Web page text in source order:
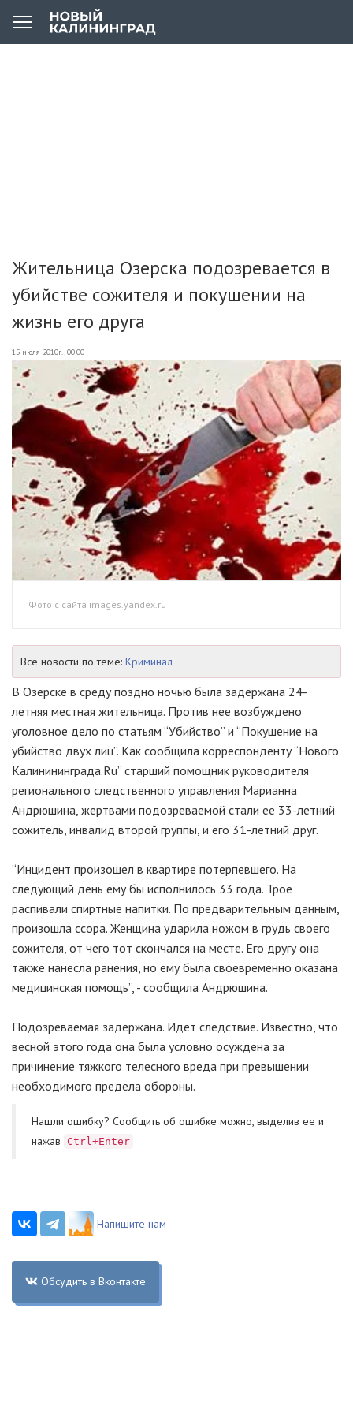
Жительница Озерска подозревается в
убийстве сожителя и покушении на
жизнь его друга
15 июля 2010г., 00:00
Фото с сайта images.yandex.ru
Все новости по теме: Криминал
В Озерске в среду поздно ночью была задержана 24-
летняя местная жительница. Против нее возбуждено
уголовное дело по статьям “Убийство” и “Покушение на
убийство двух лиц”. Как сообщила корреспонденту “Нового
Калинининграда.Ru” старший помощник руководителя
регионального следственного управления Марианна
Андрюшина, жертвами подозреваемой стали ее 33-летний
сожитель, инвалид второй группы, и его 31-летний друг.
“Инцидент произошел в квартире потерпевшего. На
следующий день ему бы исполнилось 33 года. Трое
распивали спиртные напитки. По предварительным данным,
произошла ссора. Женщина ударила ножом в грудь своего
сожителя, от чего тот скончался на месте. Его другу она
также нанесла ранения, но ему была своевременно оказана
медицинская помощь”, - сообщила Андрюшина.
Подозреваемая задержана. Идет следствие. Известно, что
весной этого года она была условно осуждена за
причинение тяжкого телесного вреда при превышении
необходимого предела обороны.
Нашли ошибку? Cообщить об ошибке можно, выделив ее и
нажав
Ctrl+Enter
Напишите нам
Обсудить в Вконтакте